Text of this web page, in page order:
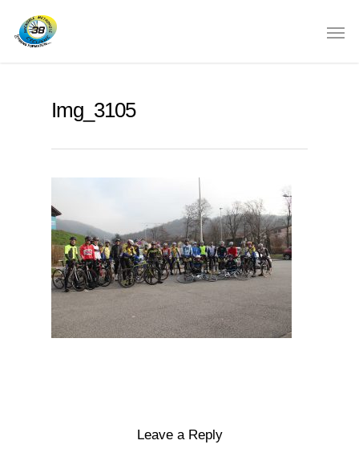
Img_3105
Leave a Reply